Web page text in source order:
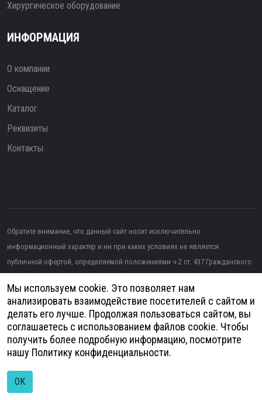
Хирургическое оборудование
ИНФОРМАЦИЯ
О компании
Оснащение
Каталог
Реквизиты
Контакты
Обратите внимание, что данный сайт носит исключительно
информационный характер и ни при каких условиях не является
публичной офертой, определяемой положениями ч.2 ст. 437 Гражданского
Изображение от topntp26на Freepik
Политика конфиденциальности
Согласие на обработку персональных данных
сайтов -
Мы используем cookie. Это позволяет нам
анализировать взаимодействие посетителей с сайтом и
делать его лучше. Продолжая пользоваться сайтом, вы
соглашаетесь с использованием файлов cookie. Чтобы
получить более подробную информацию, посмотрите
нашу Политику конфиденциальности.
OK